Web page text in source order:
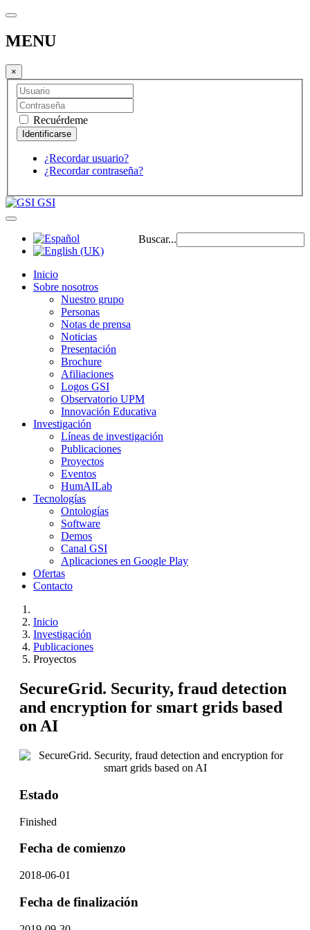
MENU
×
Recuérdeme
¿Recordar usuario?
¿Recordar contraseña?
GSI
Buscar...
Inicio
Sobre nosotros
Nuestro grupo
Personas
Notas de prensa
Noticias
Presentación
Brochure
Afiliaciones
Logos GSI
Observatorio UPM
Innovación Educativa
Investigación
Líneas de investigación
Publicaciones
Proyectos
Eventos
HumAILab
Tecnologías
Ontologías
Software
Demos
Canal GSI
Aplicaciones en Google Play
Ofertas
Contacto
Inicio
Investigación
Publicaciones
Proyectos
SecureGrid. Security, fraud detection
and encryption for smart grids based
on AI
Estado
Finished
Fecha de comienzo
2018-06-01
Fecha de finalización